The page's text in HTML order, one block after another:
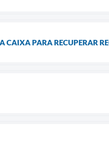
PARA RECUPERAR